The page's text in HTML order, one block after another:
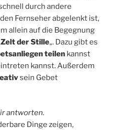
durch andere
Fernseher abgelenkt ist,
allein auf die Begegnung
Zelt der Stille„. Dazu gibt es
teilen kannst
kannst. Außerdem
sein Gebet
antworten.
Dinge zeigen,